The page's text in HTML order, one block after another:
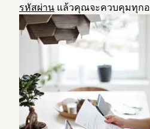
รหัสผ่าน แล้วคุณจะควบคุมทุกอ